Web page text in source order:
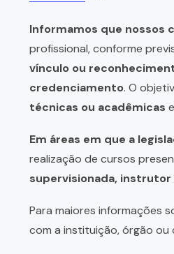
Informamos que nossos
profissional, conforme
vínculo ou
credenciamento. O
técnicas ou acadêmicas
Em áreas em que a
realização de cursos
supervisionada,
Para maiores informações
com a instituição, órgão ou